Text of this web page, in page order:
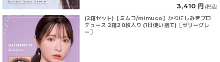
3,410 円 (税込)
(2箱セット)【ミムコ/mimuco】かわにしみきプロ
デュース 2箱20枚入り (1日使い捨て)［ゼリーグレ
ー］